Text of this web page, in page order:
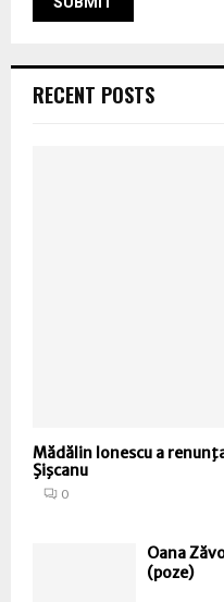
RECENT POSTS
Mădălin Ionescu a
Şişcanu
0
Oana
(poze)